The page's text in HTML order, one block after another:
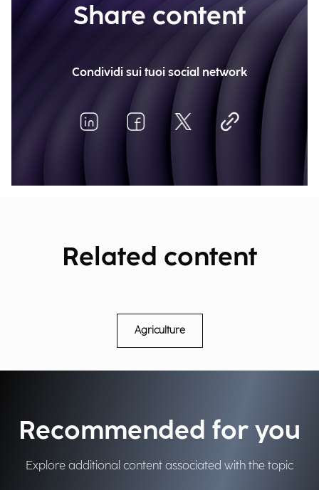
Share content
Condividi sui tuoi social network
Related content
Agriculture
Recommended for you
Explore additional content associated with the topic